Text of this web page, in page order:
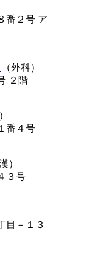
番２号 ア
（外科）
２階
番４号
）
３号
目－１３